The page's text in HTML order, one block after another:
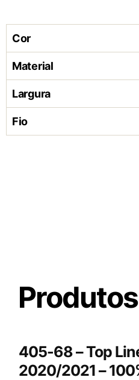
Cor
Material
Largura
Fio
405-68 – Top
2020/2021 –